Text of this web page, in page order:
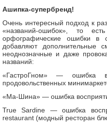
Ашипка-супербренд!
Очень интересный подход к
«названий-ошибок», то
орфографические ошибки в
добавляют дополнительные
неоднозначные и даже
названий:
«ГастроГном» — ошибка
продовольственных
«Ма-Шина» — ошибка
True Sardine — ошибка
restaurant (модный ресторан